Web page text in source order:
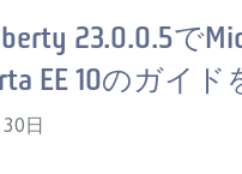
23.0.0.5で
EE 10のガイド
日